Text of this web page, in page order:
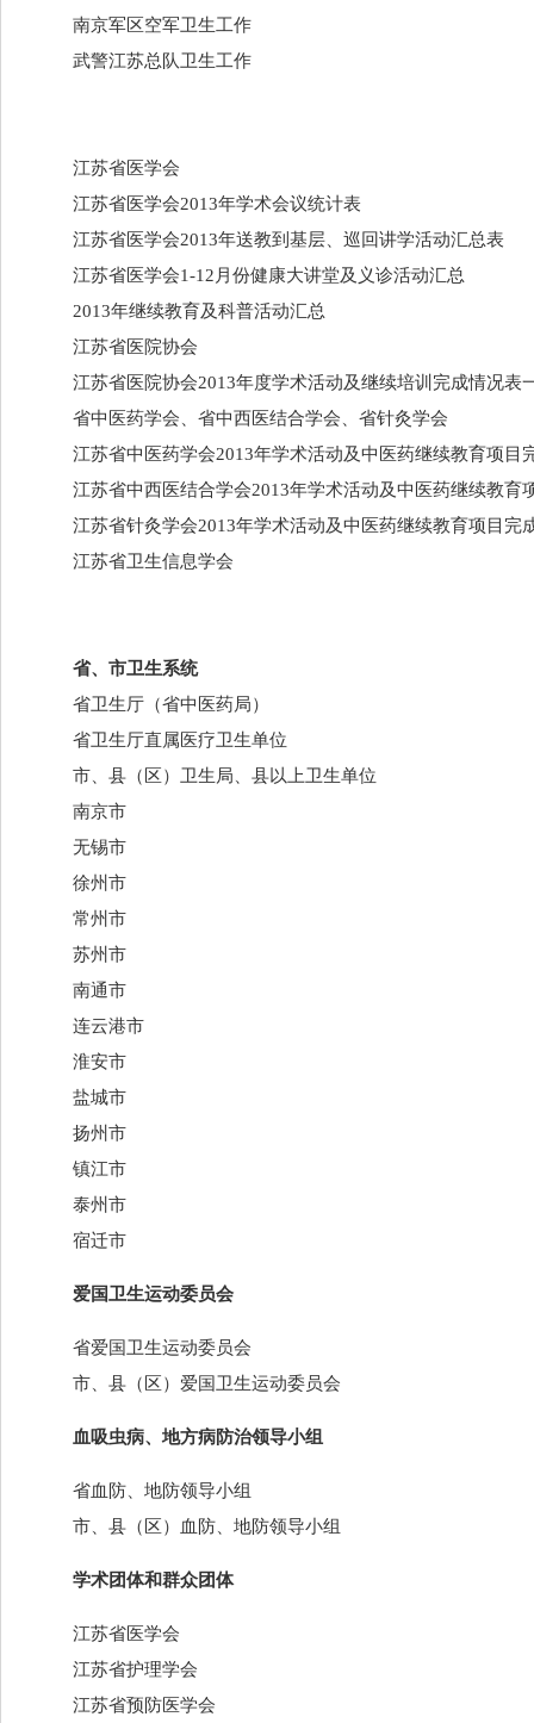
南京军区空军卫生工作
武警江苏总队卫生工作
江苏省医学会
江苏省医学会2013年学术会议统计表
江苏省医学会2013年送教到基层、巡回讲学活动汇总表
江苏省医学会1-12月份健康大讲堂及义诊活动汇总
2013年继续教育及科普活动汇总
江苏省医院协会
江苏省医院协会2013年度学术活动及继续培训完成情况表
省中医药学会、省中西医结合学会、省针灸学会
江苏省中医药学会2013年学术活动及中医药继续教育项目
江苏省中西医结合学会2013年学术活动及中医药继续教育
江苏省针灸学会2013年学术活动及中医药继续教育项目完
江苏省卫生信息学会
省、市卫生系统
省卫生厅（省中医药局）
省卫生厅直属医疗卫生单位
市、县（区）卫生局、县以上卫生单位
南京市
无锡市
徐州市
常州市
苏州市
南通市
连云港市
淮安市
盐城市
扬州市
镇江市
泰州市
宿迁市
爱国卫生运动委员会
省爱国卫生运动委员会
市、县（区）爱国卫生运动委员会
血吸虫病、地方病防治领导小组
省血防、地防领导小组
市、县（区）血防、地防领导小组
学术团体和群众团体
江苏省医学会
江苏省护理学会
江苏省预防医学会